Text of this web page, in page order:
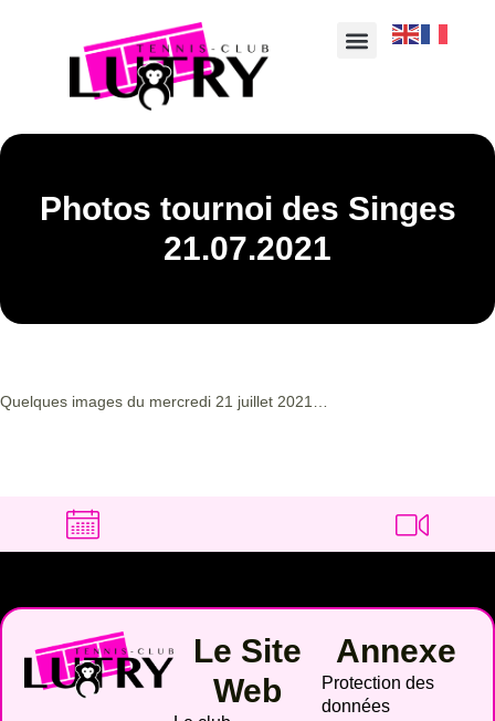
Photos tournoi des Singes
21.07.2021
Quelques images du mercredi 21 juillet 2021…
Le Site
Web
Annexe
Protection des
données